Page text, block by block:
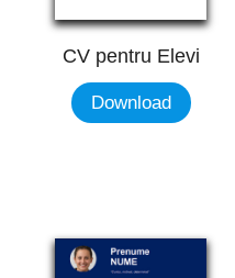
CV pentru Elevi
Download